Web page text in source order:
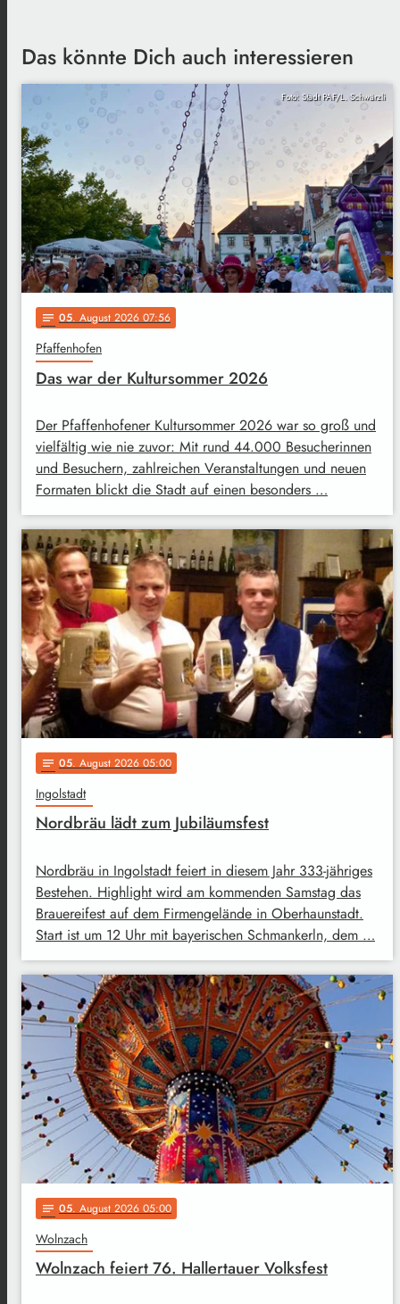
Das könnte Dich auch interessieren
Foto: Stadt PAF/L. Schwärzli
notes 05. August 2026 07:56
Pfaffenhofen
Das war der Kultursommer 2026
Der Pfaffenhofener Kultursommer 2026 war so groß und
vielfältig wie nie zuvor: Mit rund 44.000 Besucherinnen
und Besuchern, zahlreichen Veranstaltungen und neuen
Formaten blickt die Stadt auf einen besonders …
notes 05. August 2026 05:00
Ingolstadt
Nordbräu lädt zum Jubiläumsfest
Nordbräu in Ingolstadt feiert in diesem Jahr 333-jähriges
Bestehen. Highlight wird am kommenden Samstag das
Brauereifest auf dem Firmengelände in Oberhaunstadt.
Start ist um 12 Uhr mit bayerischen Schmankerln, dem …
notes 05. August 2026 05:00
Wolnzach
Wolnzach feiert 76. Hallertauer Volksfest